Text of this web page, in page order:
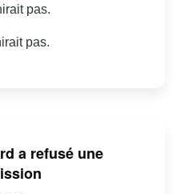
pas.
pas.
a refusé une